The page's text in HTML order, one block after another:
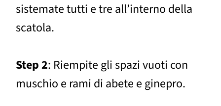
sistemate tutti e tre all’interno della
scatola.
Step 2: Riempite gli spazi vuoti con
muschio e rami di abete e ginepro.